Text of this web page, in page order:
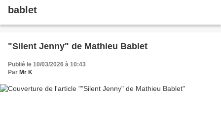
bablet
"Silent Jenny" de Mathieu Bablet
Publié le 10/03/2026 à 10:43
Par Mr K